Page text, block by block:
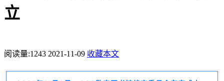
立
阅读量:1243 2021-11-09 收藏本文